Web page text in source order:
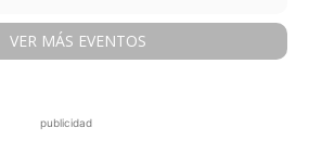
VER MÁS EVENTOS
publicidad